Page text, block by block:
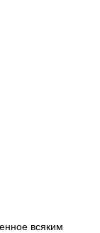
всяким